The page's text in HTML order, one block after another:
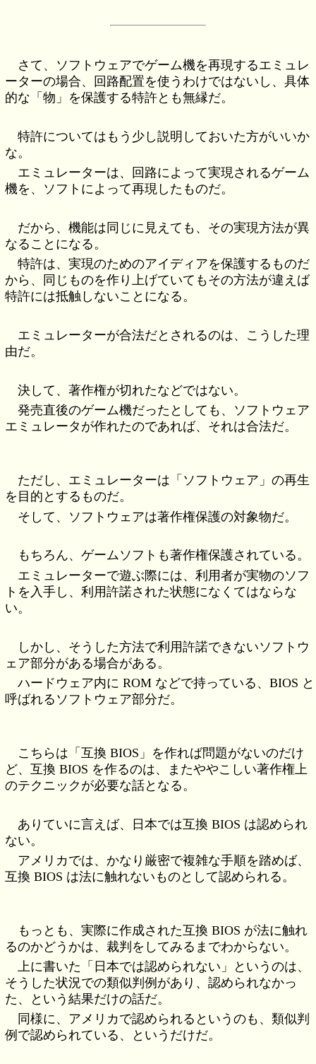
さて、ソフトウェアでゲーム機を再現するエミュレ
ーターの場合、回路配置を使うわけではないし、具体
的な「物」を保護する特許とも無縁だ。
特許についてはもう少し説明しておいた方がいいか
な。
エミュレーターは、回路によって実現されるゲーム
機を、ソフトによって再現したものだ。
だから、機能は同じに見えても、その実現方法が異
なることになる。
特許は、実現のためのアイディアを保護するものだ
から、同じものを作り上げていてもその方法が違えば
特許には抵触しないことになる。
エミュレーターが合法だとされるのは、こうした理
由だ。
決して、著作権が切れたなどではない。
発売直後のゲーム機だったとしても、ソフトウェア
エミュレータが作れたのであれば、それは合法だ。
ただし、エミュレーターは「ソフトウェア」の再生
を目的とするものだ。
そして、ソフトウェアは著作権保護の対象物だ。
もちろん、ゲームソフトも著作権保護されている。
エミュレーターで遊ぶ際には、利用者が実物のソフ
トを入手し、利用許諾された状態になくてはならな
い。
しかし、そうした方法で利用許諾できないソフトウ
ェア部分がある場合がある。
ハードウェア内に ROM などで持っている、BIOS と
呼ばれるソフトウェア部分だ。
こちらは「互換 BIOS」を作れば問題がないのだけ
ど、互換 BIOS を作るのは、またややこしい著作権上
のテクニックが必要な話となる。
ありていに言えば、日本では互換 BIOS は認められ
ない。
アメリカでは、かなり厳密で複雑な手順を踏めば、
互換 BIOS は法に触れないものとして認められる。
もっとも、実際に作成された互換 BIOS が法に触れ
るのかどうかは、裁判をしてみるまでわからない。
上に書いた「日本では認められない」というのは、
そうした状況での類似判例があり、認められなかっ
た、という結果だけの話だ。
同様に、アメリカで認められるというのも、類似判
例で認められている、というだけだ。